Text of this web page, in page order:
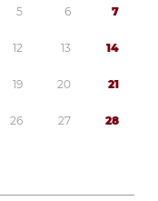
5 6 7
12 13 14
19 20 21
26 27 28